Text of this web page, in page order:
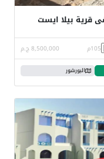
قرية بيلا ايست
105م 8,500,000 ج.م
البورشور